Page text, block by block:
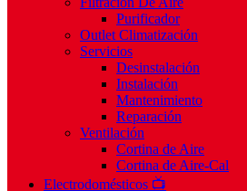
Purificador
Outlet Climatización
Servicios
Desinstalación
Instalación
Mantenimiento
Reparación
Ventilación
Cortina de Aire
Cortina de Aire-Cal
Electrodomésticos 📺